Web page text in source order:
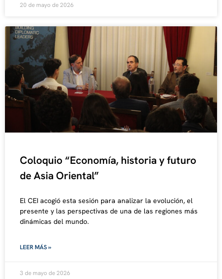
20 de mayo de 2026
Coloquio “Economía, historia y futuro
de Asia Oriental”
El CEI acogió esta sesión para analizar la evolución, el
presente y las perspectivas de una de las regiones más
dinámicas del mundo.
LEER MÁS »
3 de mayo de 2026